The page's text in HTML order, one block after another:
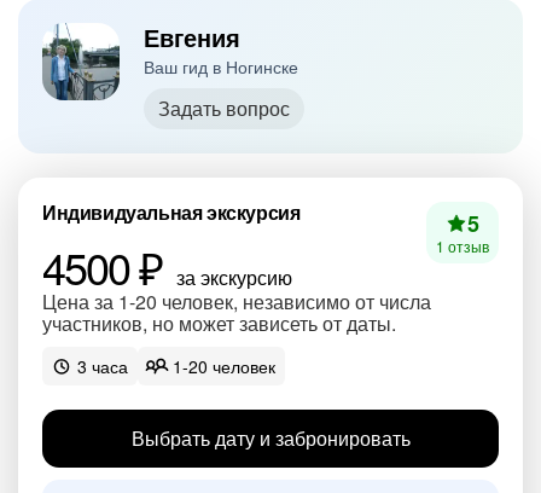
Евгения
Ваш гид в Ногинске
Задать вопрос
Индивидуальная экскурсия
4500 ₽ за экскурсию
Цена за 1-20 человек, независимо от числа
участников, но может зависеть от даты.
5
1 отзыв
3 часа 1-20 человек
Выбрать дату и забронировать